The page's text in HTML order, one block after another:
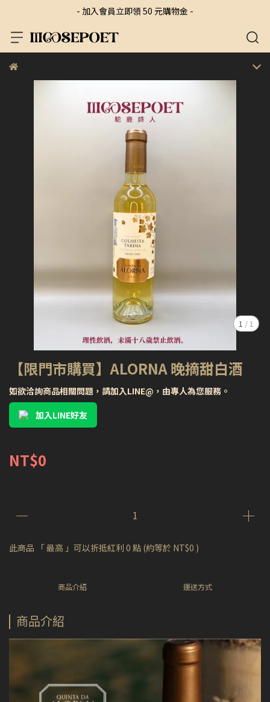
- 加入會員立即領 50 元購物金 -
1 / 1
【限門市購買】ALORNA 晚摘甜白酒
如欲洽詢商品相關問題，請加入LINE@，由專人為您服務。
加入LINE好友
NT$0
此商品 「 最高 」可以折抵紅利 0 點 (約等於 NT$0 )
商品介紹 運送方式
商品介紹